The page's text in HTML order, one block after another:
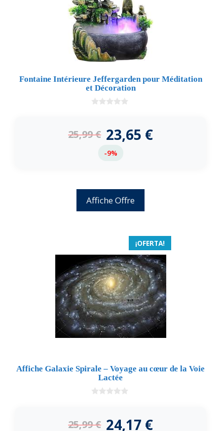
Fontaine Intérieure Jeffergarden pour Méditation
et Décoration
5
25,99€ 23,65 €
-9%
Affiche Offre
¡OFERTA!
Affiche Galaxie Spirale – Voyage au cœur de la Voie
Lactée
5
25,99€ 24,17 €